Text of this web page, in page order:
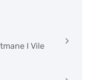
I Vile